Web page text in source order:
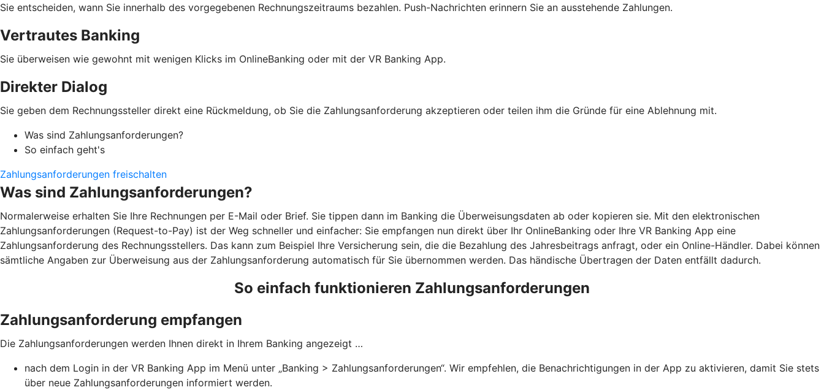
Sie entscheiden, wann Sie innerhalb des vorgegebenen Rechnungszeitraums bezahlen. Push-Nachrichten erinnern Sie an ausstehende Zahlungen.
Vertrautes Banking
Sie überweisen wie gewohnt mit wenigen Klicks im OnlineBanking oder mit der VR Banking App.
Direkter Dialog
Sie geben dem Rechnungssteller direkt eine Rückmeldung, ob Sie die Zahlungsanforderung akzeptieren oder teilen ihm die Gründe für eine Ablehnung mit.
Was sind Zahlungsanforderungen?
So einfach geht's
Zahlungsanforderungen freischalten
Was sind Zahlungsanforderungen?
Normalerweise erhalten Sie Ihre Rechnungen per E-Mail oder Brief. Sie tippen dann im Banking die Überweisungsdaten ab oder kopieren sie. Mit den elektronischen
Zahlungsanforderungen (Request-to-Pay) ist der Weg schneller und einfacher: Sie empfangen nun direkt über Ihr OnlineBanking oder Ihre VR Banking App eine
Zahlungsanforderung des Rechnungsstellers. Das kann zum Beispiel Ihre Versicherung sein, die die Bezahlung des Jahresbeitrags anfragt, oder ein Online-Händler. Dabei können
sämtliche Angaben zur Überweisung aus der Zahlungsanforderung automatisch für Sie übernommen werden. Das händische Übertragen der Daten entfällt dadurch.
So einfach funktionieren Zahlungsanforderungen
Zahlungsanforderung empfangen
Die Zahlungsanforderungen werden Ihnen direkt in Ihrem Banking angezeigt …
nach dem Login in der VR Banking App im Menü unter „Banking > Zahlungsanforderungen“. Wir empfehlen, die Benachrichtigungen in der App zu aktivieren, damit Sie stets
über neue Zahlungsanforderungen informiert werden.